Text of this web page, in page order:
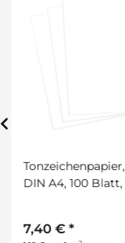
DIN A4, 100 Blatt,
7,40 €*